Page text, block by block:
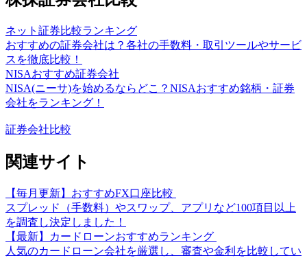
ネット証券比較ランキング
おすすめの証券会社は？各社の手数料・取引ツールやサービ
スを徹底比較！
NISAおすすめ証券会社
NISA(ニーサ)を始めるならどこ？NISAおすすめ銘柄・証券
会社をランキング！
証券会社比較
関連サイト
【毎月更新】おすすめFX口座比較
スプレッド（手数料）やスワップ、アプリなど100項目以上
を調査し決定しました！
【最新】カードローンおすすめランキング
人気のカードローン会社を厳選し、審査や金利を比較してい